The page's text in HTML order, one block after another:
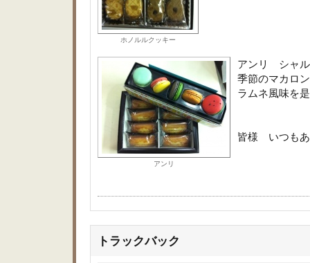
ホノルルクッキー
アンリ
アンリ シャ
季節のマカロン
ラムネ風味を
皆様 いつもあ
トラックバック